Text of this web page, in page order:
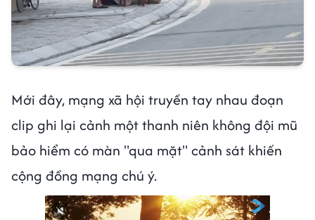
Mới đây, mạng xã hội truyền tay nhau đoạn
clip ghi lại cảnh một thanh niên không đội mũ
bảo hiểm có màn "qua mặt" cảnh sát khiến
cộng đồng mạng chú ý.